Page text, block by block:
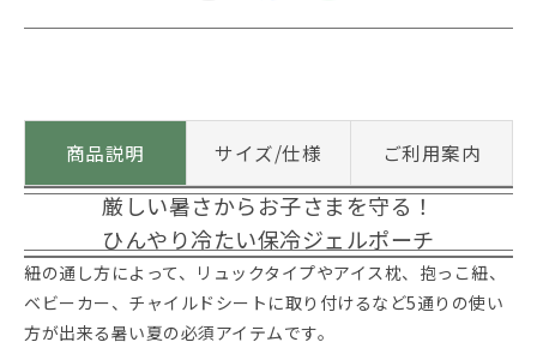
商品説明 サイズ/仕様 ご利用案内
厳しい暑さからお子さまを守る！
ひんやり冷たい保冷ジェルポーチ
紐の通し方によって、リュックタイプやアイス枕、抱っこ紐、
ベビーカー、チャイルドシートに取り付けるなど5通りの使い
方が出来る暑い夏の必須アイテムです。